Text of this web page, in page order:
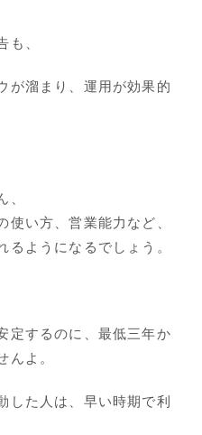
も、
が溜まり、運用が効果的
、
使い方、営業能力など、
るようになるでしょう。
定するのに、最低三年か
んよ。
した人は、早い時期で利